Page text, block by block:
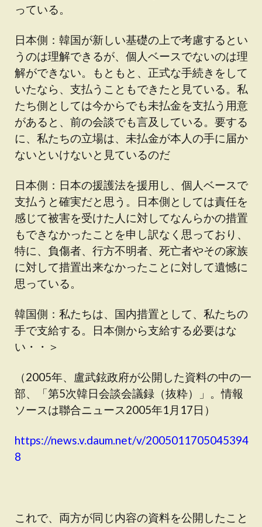
っている。
日本側：韓国が新しい基礎の上で考慮するとい
うのは理解できるが、個人ベースでないのは理
解ができない。もともと、正式な手続きをして
いたなら、支払うこともできたと見ている。私
たち側としては今からでも未払金を支払う用意
があると、前の会談でも言及している。要する
に、私たちの立場は、未払金が本人の手に届か
ないといけないと見ているのだ
日本側：日本の援護法を援用し、個人ベースで
支払うと確実だと思う。日本側としては責任を
感じて被害を受けた人に対してなんらかの措置
もできなかったことを申し訳なく思っており、
特に、負傷者、行方不明者、死亡者やその家族
に対して措置出来なかったことに対して遺憾に
思っている。
韓国側：私たちは、国内措置として、私たちの
手で支給する。日本側から支給する必要はな
い・・＞
（2005年、盧武鉉政府が公開した資料の中の一
部、「第5次韓日会談会議録（抜粋）」。情報
ソースは聯合ニュース2005年1月17日）
https://news.v.daum.net/v/2005011705045394
8
これで、両方が同じ内容の資料を公開したこと